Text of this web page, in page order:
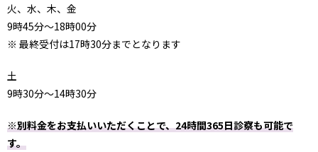
火、水、木、金
9時45分〜18時00分
※ 最終受付は17時30分までとなります
土
9時30分〜14時30分
※別料金をお支払いいただくことで、24時間365日診察も可能で
す。